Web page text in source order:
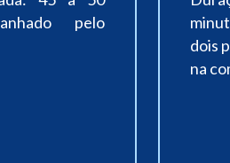
pelo
dois
na